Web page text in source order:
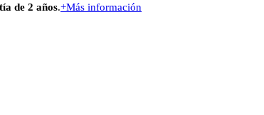
de 2 años.+Más información